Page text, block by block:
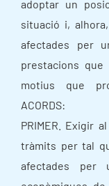
adoptar un
situació i,
afectades per
prestacions
motius que
ACORDS:
PRIMER. Exigir
tràmits per tal
afectades per